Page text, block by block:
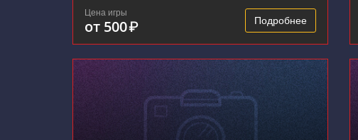
Цена игры
от 500₽ Подробнее